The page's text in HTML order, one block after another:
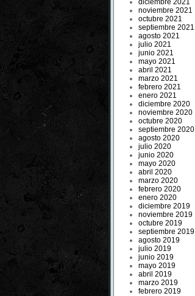
diciembre 2021
noviembre 2021
octubre 2021
septiembre 2021
agosto 2021
julio 2021
junio 2021
mayo 2021
abril 2021
marzo 2021
febrero 2021
enero 2021
diciembre 2020
noviembre 2020
octubre 2020
septiembre 2020
agosto 2020
julio 2020
junio 2020
mayo 2020
abril 2020
marzo 2020
febrero 2020
enero 2020
diciembre 2019
noviembre 2019
octubre 2019
septiembre 2019
agosto 2019
julio 2019
junio 2019
mayo 2019
abril 2019
marzo 2019
febrero 2019